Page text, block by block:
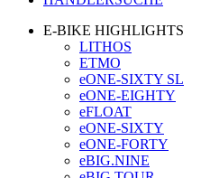
E-BIKE HIGHLIGHTS
LITHOS
ETMO
eONE-SIXTY SL
eONE-EIGHTY
eFLOAT
eONE-SIXTY
eONE-FORTY
eBIG.NINE